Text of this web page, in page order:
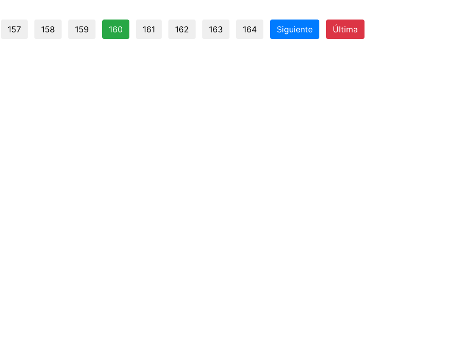
157 158 159 160 161 162 163 164 Siguiente Última